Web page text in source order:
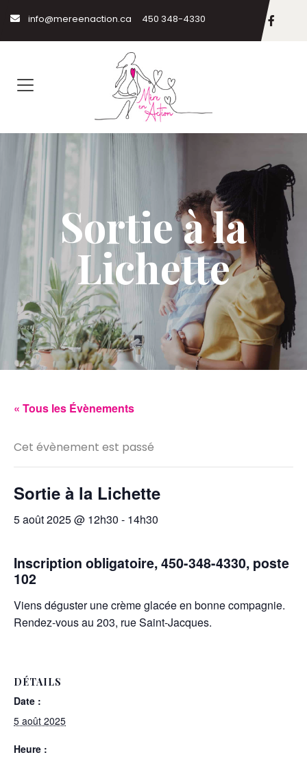
info@mereenaction.ca 450 348-4330
Sortie à la
Lichette
« Tous les Évènements
Cet évènement est passé
Sortie à la Lichette
5 août 2025 @ 12h30 - 14h30
Inscription obligatoire, 450-348-4330, poste
102
Viens déguster une crème glacée en bonne compagnie.
Rendez-vous au 203, rue Saint-Jacques.
DÉTAILS
Date :
5 août 2025
Heure :